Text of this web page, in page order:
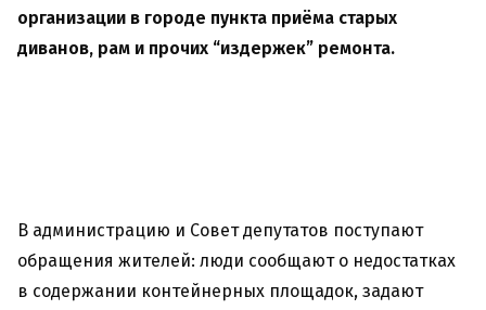
организации в городе пункта приёма старых
диванов, рам и прочих “издержек” ремонта.
В администрацию и Совет депутатов поступают
обращения жителей: люди сообщают о недостатках
в содержании контейнерных площадок, задают